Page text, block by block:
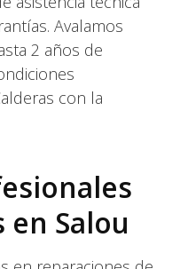
Avalamos
2 años de
con la
en Salou